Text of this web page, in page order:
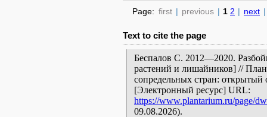
Page: first | previous | 1 2 | next |
Text to cite the page
Беспалов С. 2012—2020.
растений и лишайников] //
сопредельных стран: открытый
[Электронный ресурс] URL:
https://www.plantarium.ru/page/
09.08.2026).